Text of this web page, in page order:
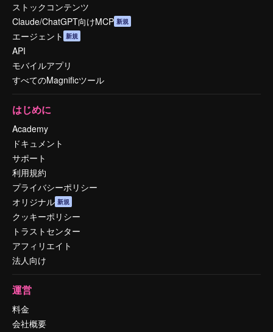
ストックコンテンツ
Claude/ChatGPT向けMCP 新規
エージェント 新規
API
モバイルアプリ
すべてのMagnificツール
はじめに
Academy
ドキュメント
サポート
利用規約
プライバシーポリシー
オリジナル 新規
クッキーポリシー
トラストセンター
アフィリエイト
法人向け
運営
料金
会社概要